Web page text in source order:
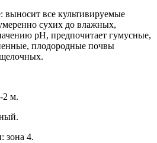
выносит все культивируемые
сухих до влажных,
pH, предпочитает гумусные,
плодородные почвы
2 м.
зона 4.